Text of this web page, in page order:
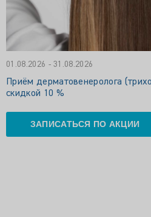
01.08.2026 - 31.08.2026
Приём дерматовенеролога
скидкой 10 %
ЗАПИСАТЬСЯ ПО АКЦИИ